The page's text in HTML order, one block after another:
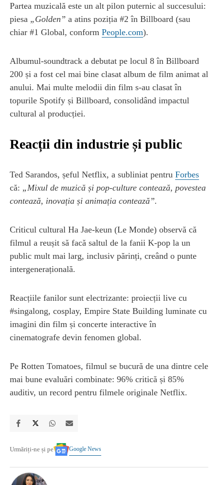
Partea muzicală este un alt pilon puternic al succesului:
piesa „Golden” a atins poziția #2 în Billboard (sau
chiar #1 Global, conform People.com).
Albumul-soundtrack a debutat pe locul 8 în Billboard
200 și a fost cel mai bine clasat album de film animat al
anului. Mai multe melodii din film s-au clasat în
topurile Spotify și Billboard, consolidând impactul
cultural al producției.
Reacții din industrie și public
Ted Sarandos, șeful Netflix, a subliniat pentru Forbes
că: „Mixul de muzică și pop-culture contează, povestea
contează, inovația și animația contează”.
Criticul cultural Ha Jae-keun (Le Monde) observă că
filmul a reușit să facă saltul de la fanii K-pop la un
public mult mai larg, inclusiv părinți, creând o punte
intergenerațională.
Reacțiile fanilor sunt electrizante: proiecții live cu
#singalong, cosplay, Empire State Building luminate cu
imagini din film și concerte interactive în
cinematografe devin fenomen global.
Pe Rotten Tomatoes, filmul se bucură de una dintre cele
mai bune evaluări combinate: 96% critică și 85%
auditiv, un record pentru filmele originale Netflix.
Urmăriți-ne și pe Google News